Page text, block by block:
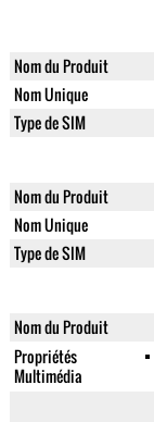
Nom du Produit
Nom Unique
Type de SIM
Nom du Produit
Nom Unique
Type de SIM
Nom du Produit
Propriétés
Multimédia